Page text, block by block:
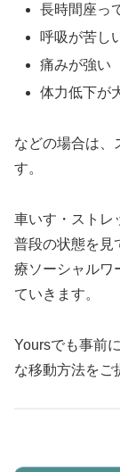
長時間座っ
呼吸が苦し
痛みが強い
体力低下が
などの場合は、
す。
車いす・ストレ
普段の状態を見
療ソーシャルワ
ていきます。
Yoursでも事前
な移動方法をご